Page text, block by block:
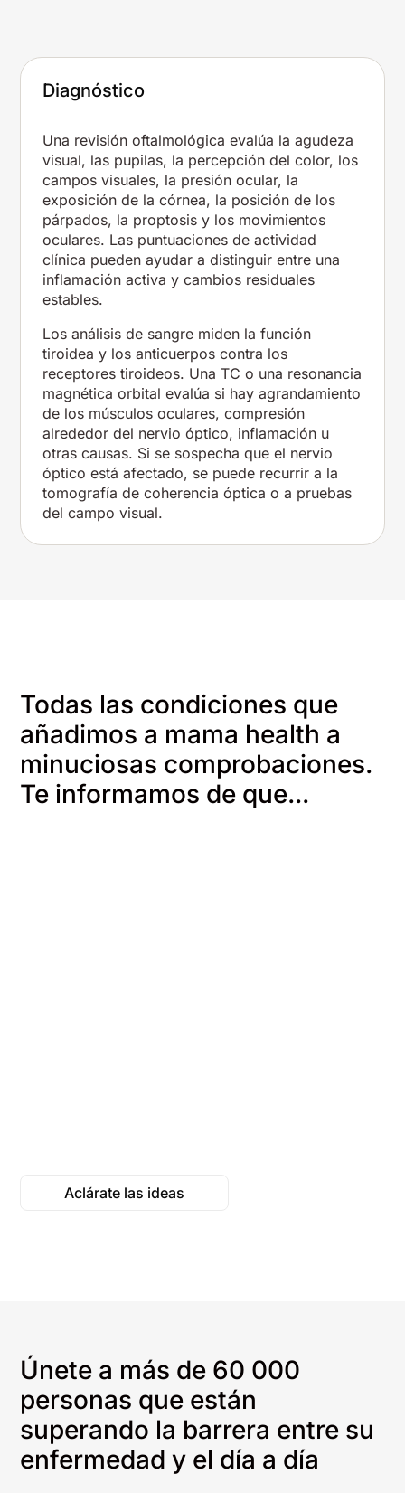
Diagnóstico
Una revisión oftalmológica evalúa la agudeza
visual, las pupilas, la percepción del color, los
campos visuales, la presión ocular, la
exposición de la córnea, la posición de los
párpados, la proptosis y los movimientos
oculares. Las puntuaciones de actividad
clínica pueden ayudar a distinguir entre una
inflamación activa y cambios residuales
estables.
Los análisis de sangre miden la función
tiroidea y los anticuerpos contra los
receptores tiroideos. Una TC o una resonancia
magnética orbital evalúa si hay agrandamiento
de los músculos oculares, compresión
alrededor del nervio óptico, inflamación u
otras causas. Si se sospecha que el nervio
óptico está afectado, se puede recurrir a la
tomografía de coherencia óptica o a pruebas
del campo visual.
Todas las condiciones que
añadimos a mama health a
minuciosas comprobaciones.
Te informamos de que...
Aclárate las ideas
Únete a más de 60 000
personas que están
superando la barrera entre su
enfermedad y el día a día